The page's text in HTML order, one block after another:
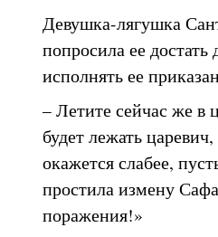
Девушка-лягушка
попросила ее
исполнять ее
– Летите сейчас же в
будет лежать
окажется слабее,
простила измену
поражения!»